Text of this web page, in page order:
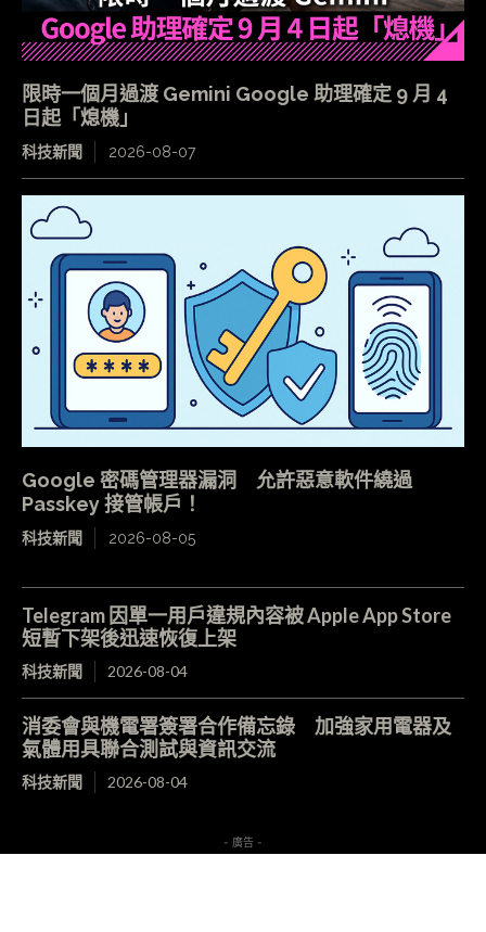
限時一個月過渡 Gemini Google 助理確定 9 月 4
日起「熄機」
科技新聞 2026-08-07
Google 密碼管理器漏洞 允許惡意軟件繞過
Passkey 接管帳戶！
科技新聞 2026-08-05
Telegram 因單一用戶違規內容被 Apple App Store
短暫下架後迅速恢復上架
科技新聞 2026-08-04
消委會與機電署簽署合作備忘錄 加強家用電器及
氣體用具聯合測試與資訊交流
科技新聞 2026-08-04
- 廣告 -